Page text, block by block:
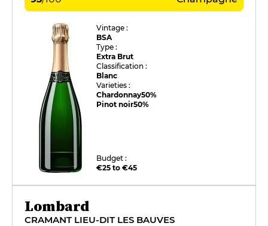
Vintage :
BSA
Type :
Extra Brut
Classification :
Blanc
Varieties :
Chardonnay50%
Pinot noir50%
Budget :
€25 to €45
Lombard
CRAMANT LIEU-DIT LES BAUVES